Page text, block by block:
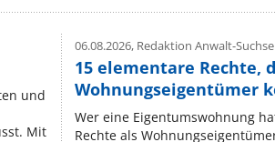
und
Mit
06.08.2026,Redaktion Anwalt-
15 elementare Rechte,
Wohnungseigentümer
Wer eine Eigentumswohnung
Rechte als